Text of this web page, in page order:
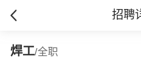
招聘
焊工/全职